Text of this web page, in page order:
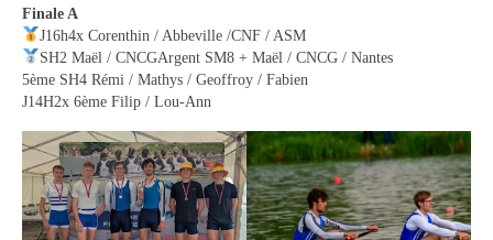
Objectifs « Compétition »
Résultats
Section « Jeunes »
Section « Loisir-Master »
Finale A
J16h4x Corenthin / Abbeville /CNF / ASM
SH2 Maël / CNCGArgent SM8 + Maël / CNCG / Nantes
5ème SH4 Rémi / Mathys / Geoffroy / Fabien
J14H2x 6ème Filip / Lou-Ann